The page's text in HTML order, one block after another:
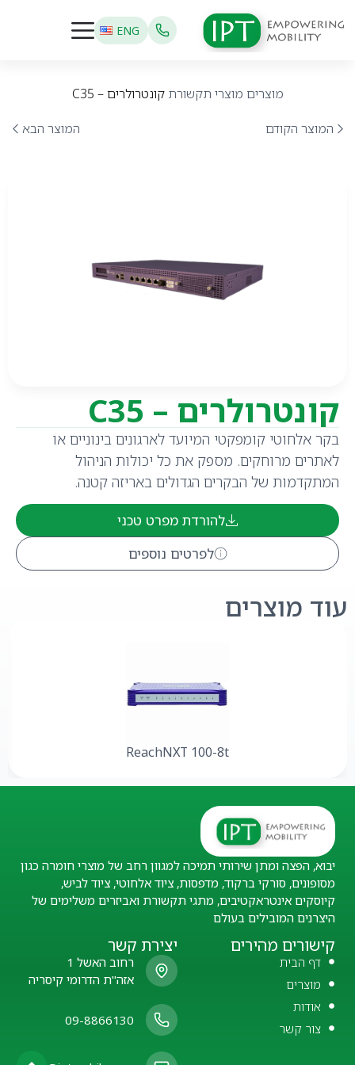
ENG
מוצרים מוצרי תקשורת קונטרולרים – C35
המוצר הקודם
המוצר הבא
קונטרולרים – C35
בקר אלחוטי קומפקטי המיועד לארגונים בינוניים או
לאתרים מרוחקים. מספק את כל יכולות הניהול
המתקדמות של הבקרים הגדולים באריזה קטנה.
להורדת מפרט טכני
לפרטים נוספים
עוד מוצרים
ReachNXT 100-8t
יבוא, הפצה ומתן שירותי תמיכה למגוון רחב של מוצרי חומרה כגון
מסופונים, סורקי ברקוד, מדפסות, ציוד אלחוטי, ציוד לביש,
קיוסקים אינטראקטיבים, מתגי תקשורת ואביזרים משלימים של
היצרנים המובילים בעולם
קישורים מהירים
דף הבית
מוצרים
אודות
צור קשר
יצירת קשר
רחוב האשל 1
אזה"ת הדרומי קיסריה
09-8866130